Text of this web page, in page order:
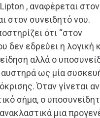
, αναφέρεται στον
στον συνειδητό νου.
ότι “στον
δεν εδρεύει η λογική
αλλά ο
αυστηρά ως μία
Όταν γίνεται
σήμα, ο
μια